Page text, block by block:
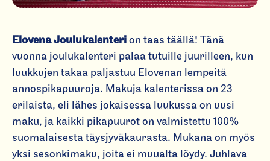
Elovena Joulukalenterion taas täällä! Tänä
vuonna joulukalenteri palaa tutuille juurilleen, kun
luukkujen takaa paljastuu Elovenan lempeitä
annospikapuuroja. Makuja kalenterissa on 23
erilaista, eli lähes jokaisessa luukussa on uusi
maku, ja kaikki pikapuurot on valmistettu 100%
suomalaisesta täysjyväkaurasta. Mukana on myös
yksi sesonkimaku, joita ei muualta löydy. Juhlava